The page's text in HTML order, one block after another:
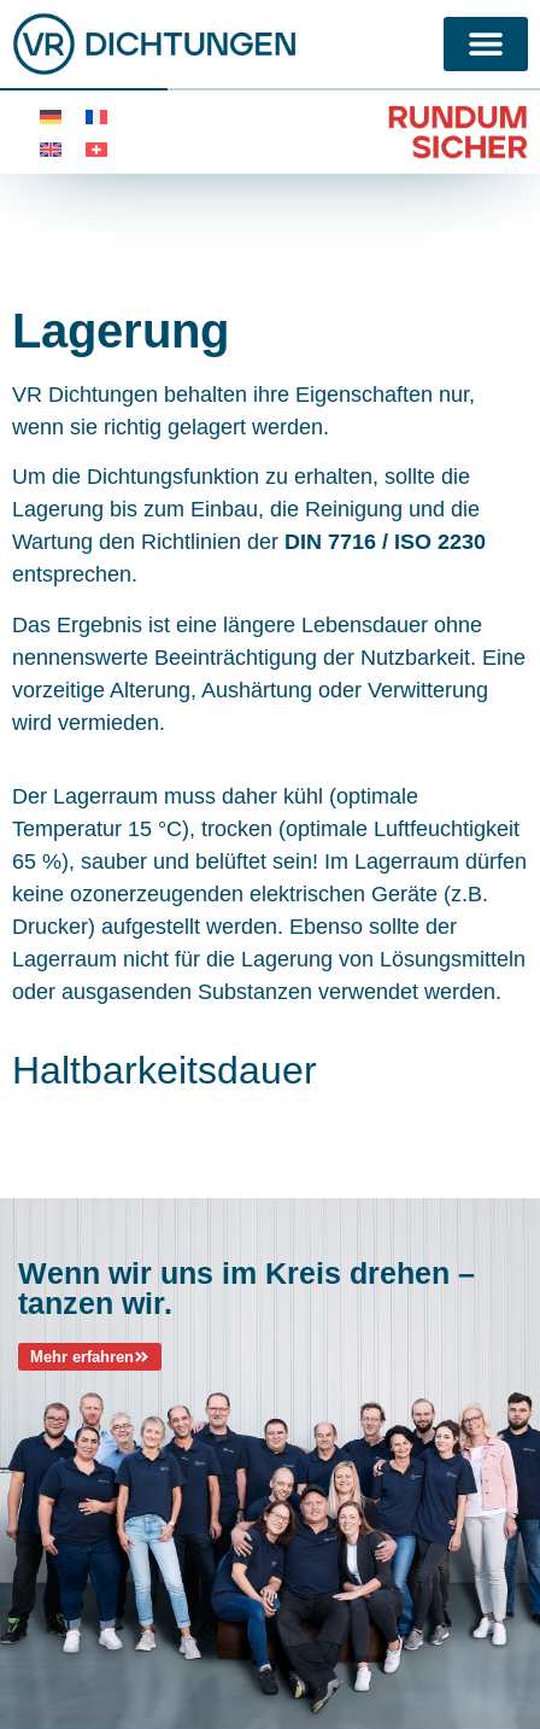
Lagerung
VR Dichtungen behalten ihre Eigenschaften nur,
wenn sie richtig gelagert werden.
Um die Dichtungsfunktion zu erhalten, sollte die
Lagerung bis zum Einbau, die Reinigung und die
Wartung den Richtlinien der DIN 7716 / ISO 2230
entsprechen.
Das Ergebnis ist eine längere Lebensdauer ohne
nennenswerte Beeinträchtigung der Nutzbarkeit. Eine
vorzeitige Alterung, Aushärtung oder Verwitterung
wird vermieden.
Der Lagerraum muss daher kühl (optimale
Temperatur 15 °C), trocken (optimale Luftfeuchtigkeit
65 %), sauber und belüftet sein! Im Lagerraum dürfen
keine ozonerzeugenden elektrischen Geräte (z.B.
Drucker) aufgestellt werden. Ebenso sollte der
Lagerraum nicht für die Lagerung von Lösungsmitteln
oder ausgasenden Substanzen verwendet werden.
Haltbarkeitsdauer
Wenn wir uns im Kreis drehen –
tanzen wir.
Mehr erfahren